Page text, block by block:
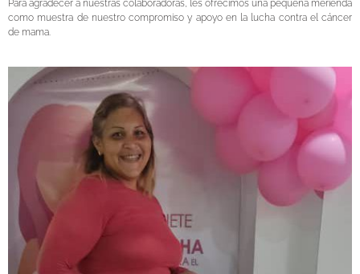
Para agradecer a nuestras colaboradoras, les ofrecimos una pequeña merienda
como muestra de nuestro compromiso y apoyo en la lucha contra el cáncer
de mama.